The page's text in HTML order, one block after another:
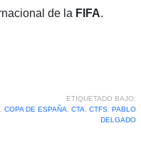
de la FIFA.
ETIQUETADO BAJO:
COPA DE ESPAÑA CTA CTFS, PABLO
DELGADO